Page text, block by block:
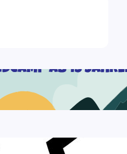
Sommercamp aus
2026